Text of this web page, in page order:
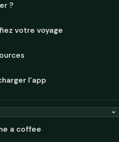
?
votre voyage
l'app
a coffee